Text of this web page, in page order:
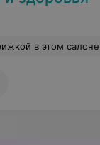
что нужно сделать, результат